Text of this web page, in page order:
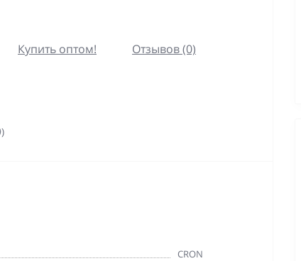
Купить оптом!
Отзывов (0)
CRON